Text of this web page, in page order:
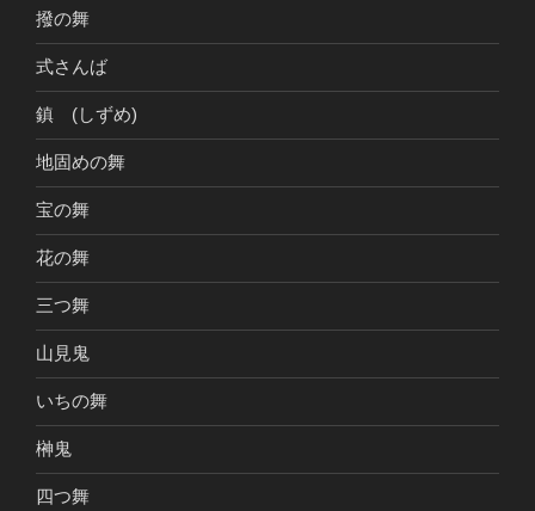
撥の舞
式さんば
鎮 (しずめ)
地固めの舞
宝の舞
花の舞
三つ舞
山見鬼
いちの舞
榊鬼
四つ舞